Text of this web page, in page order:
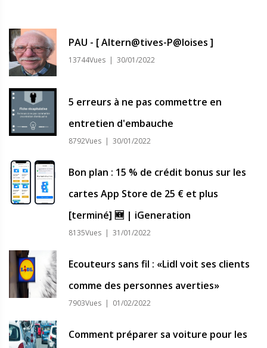
PAU - [ Altern@tives-P@loises ]
13744Vues | 30/01/2022
5 erreurs à ne pas commettre en
entretien d'embauche
8792Vues | 30/01/2022
Bon plan : 15 % de crédit bonus sur les
cartes App Store de 25 € et plus
[terminé] 🆕 | iGeneration
8135Vues | 31/01/2022
Ecouteurs sans fil : «Lidl voit ses clients
comme des personnes averties»
7903Vues | 01/02/2022
Comment préparer sa voiture pour les